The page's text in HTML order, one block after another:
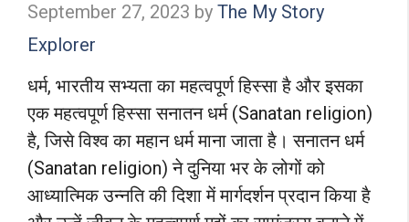
September 27, 2023 by The My Story
Explorer
धर्म, भारतीय सभ्यता का महत्वपूर्ण हिस्सा है और इसका
एक महत्वपूर्ण हिस्सा सनातन धर्म (Sanatan religion)
है, जिसे विश्व का महान धर्म माना जाता है। सनातन धर्म
(Sanatan religion) ने दुनिया भर के लोगों को
आध्यात्मिक उन्नति की दिशा में मार्गदर्शन प्रदान किया है